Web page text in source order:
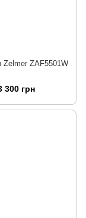
Zelmer ZAF5501W
300 грн